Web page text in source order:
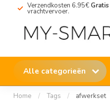
Verzendkosten 6.95€ Gratis
vrachtvervoer.
Alle categorieën
Home / Tags / afwerkset